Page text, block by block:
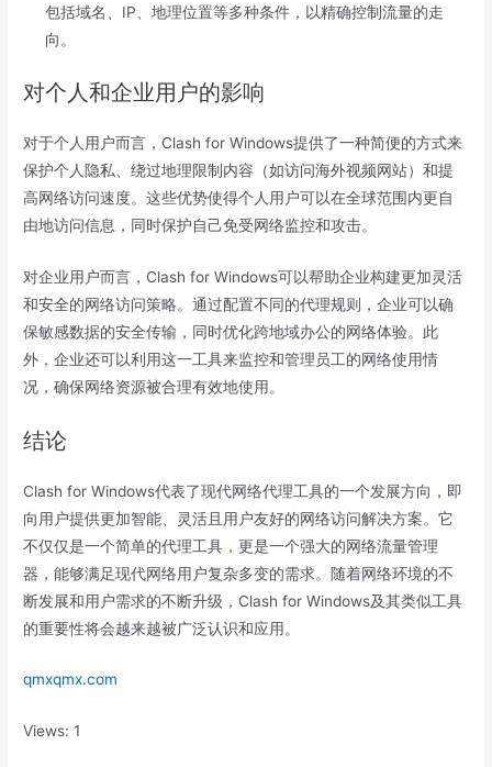
包括域名、IP、地理位置等多种条件，以精确控制流量的走
向。
对个人和企业用户的影响
对于个人用户而言，Clash for Windows提供了一种简便的方式来
保护个人隐私、绕过地理限制内容（如访问海外视频网站）和提
高网络访问速度。这些优势使得个人用户可以在全球范围内更自
由地访问信息，同时保护自己免受网络监控和攻击。
对企业用户而言，Clash for Windows可以帮助企业构建更加灵活
和安全的网络访问策略。通过配置不同的代理规则，企业可以确
保敏感数据的安全传输，同时优化跨地域办公的网络体验。此
外，企业还可以利用这一工具来监控和管理员工的网络使用情
况，确保网络资源被合理有效地使用。
结论
Clash for Windows代表了现代网络代理工具的一个发展方向，即
向用户提供更加智能、灵活且用户友好的网络访问解决方案。它
不仅仅是一个简单的代理工具，更是一个强大的网络流量管理
器，能够满足现代网络用户复杂多变的需求。随着网络环境的不
断发展和用户需求的不断升级，Clash for Windows及其类似工具
的重要性将会越来越被广泛认识和应用。
qmxqmx.com
Views: 1